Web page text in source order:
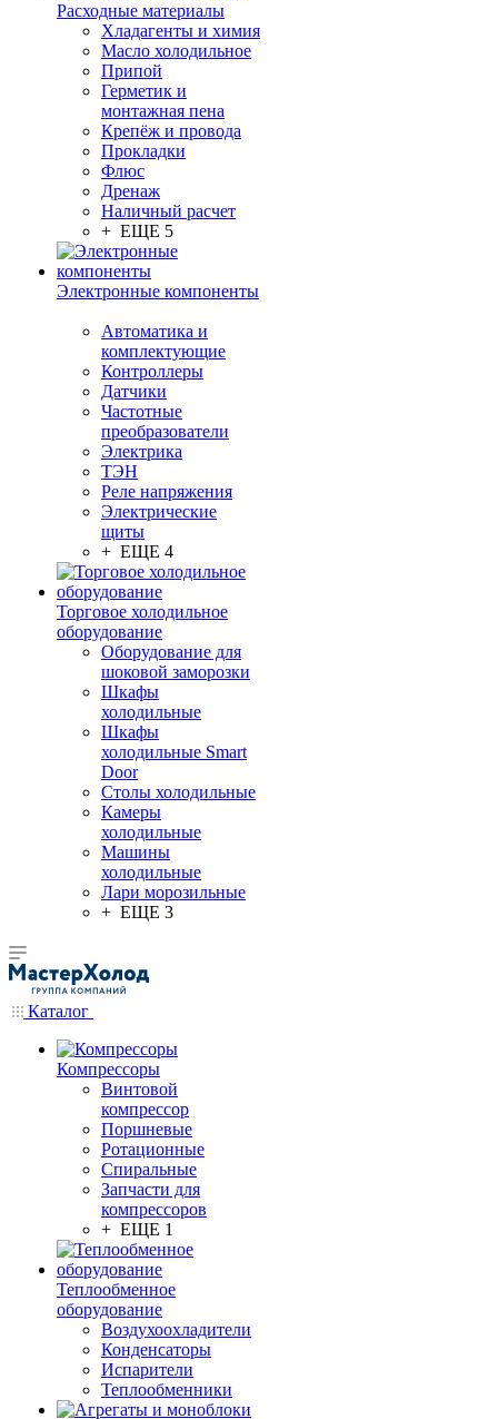
Расходные материалы
Хладагенты и химия
Масло холодильное
Припой
Герметик и
монтажная пена
Крепёж и провода
Прокладки
Флюс
Дренаж
Наличный расчет
+ ЕЩЕ 5
Электронные компоненты
Автоматика и
комплектующие
Контроллеры
Датчики
Частотные
преобразователи
Электрика
ТЭН
Реле напряжения
Электрические
щиты
+ ЕЩЕ 4
Торговое холодильное
оборудование
Оборудование для
шоковой заморозки
Шкафы
холодильные
Шкафы
холодильные Smart
Door
Столы холодильные
Камеры
холодильные
Машины
холодильные
Лари морозильные
+ ЕЩЕ 3
Каталог
Компрессоры
Винтовой
компрессор
Поршневые
Ротационные
Спиральные
Запчасти для
компрессоров
+ ЕЩЕ 1
Теплообменное
оборудование
Воздухоохладители
Конденсаторы
Испарители
Теплообменники